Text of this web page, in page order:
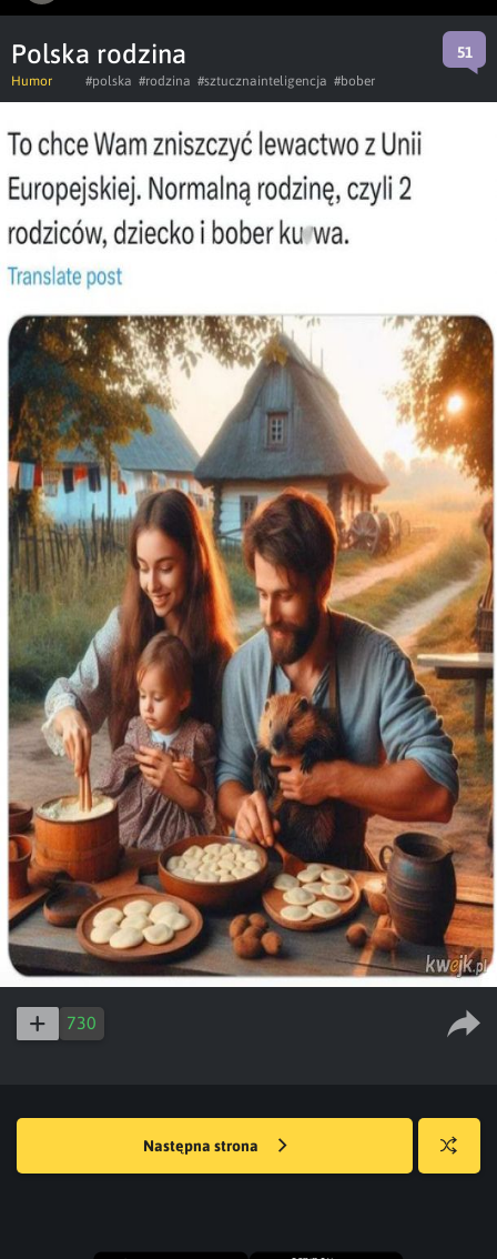
Polska rodzina 51
Humor #polska #rodzina #sztucznainteligencja #bober
730
Następna strona